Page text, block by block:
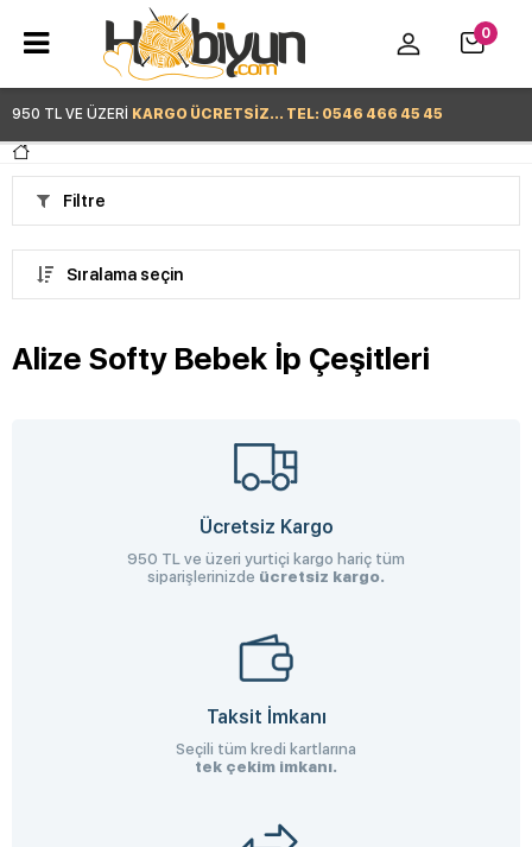
950 TL VE ÜZERİ KARGO ÜCRETSİZ... TEL: 0546 466 45 45
0
Filtre
Sıralama seçin
Alize Softy Bebek İp Çeşitleri
Ücretsiz Kargo
950 TL ve üzeri yurtiçi kargo hariç tüm
siparişlerinizde ücretsiz kargo.
Taksit İmkanı
Seçili tüm kredi kartlarına
tek çekim imkanı.